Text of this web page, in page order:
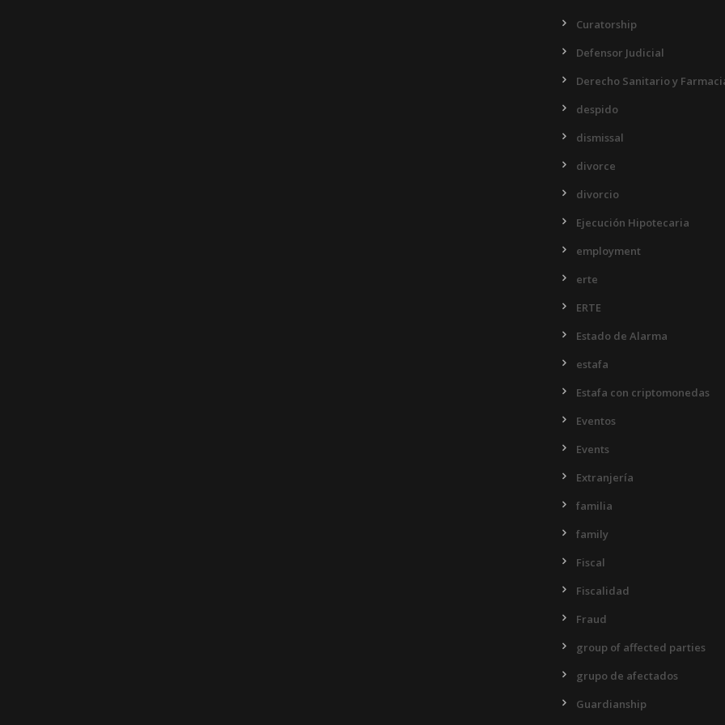
Curatorship
Defensor Judicial
Derecho Sanitario y
despido
dismissal
divorce
divorcio
Ejecución Hipotecaria
employment
erte
ERTE
Estado de Alarma
estafa
Estafa con criptomonedas
Eventos
Events
Extranjería
familia
family
Fiscal
Fiscalidad
Fraud
group of affected parties
grupo de afectados
Guardianship